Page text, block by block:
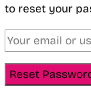
to reset your